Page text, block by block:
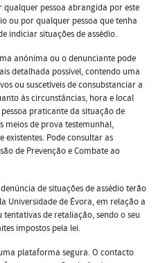
qualquer pessoa abrangida por este
ou por qualquer pessoa que tenha
indiciar situações de assédio.
anónima ou o denunciante pode
detalhada possível, contendo uma
ou suscetíveis de consubstanciar a
às circunstâncias, hora e local
praticante da situação de
meios de prova testemunhal,
Pode consultar as
de Prevenção e Combate ao
de situações de assédio terão
Universidade de Évora, em relação a
de retaliação, sendo o seu
impostos pela lei.
plataforma segura. O contacto